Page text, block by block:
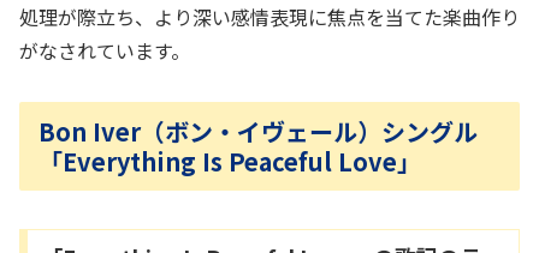
処理が際立ち、より深い感情表現に焦点を当てた楽曲作り
がなされています。
Bon Iver（ボン・イヴェール）シングル
「Everything Is Peaceful Love」